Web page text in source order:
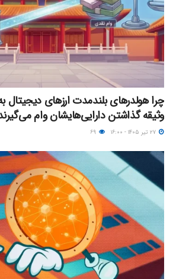
چرا هولدرهای بلندمدت ارزهای دیجیتال
وثیقه گذاشتن دارایی‌هایشان وام